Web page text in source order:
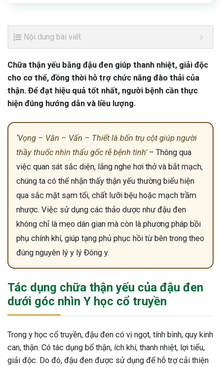
Nội dung bài viết
Chữa thận yếu bằng đậu đen giúp thanh nhiệt, giải độc
cho cơ thể, đồng thời hỗ trợ chức năng đào thải của
thận. Để đạt hiệu quả tốt nhất, người bệnh cần thực
hiện đúng hướng dẫn và liều lượng.
‘Vọng – Văn – Vấn – Thiết là bốn trụ cột giúp người
thầy thuốc nhìn thấu gốc rễ bệnh tình’– Thông qua
việc quan sát sắc diện, lắng nghe hơi thở và bắt mạch,
chúng ta có thể nhận thấy thận yếu thường biểu hiện
qua sắc mặt sạm tối, chất lưỡi bệu hoặc mạch trầm
nhược. Việc sử dụng các thảo dược như đậu đen
không chỉ là mẹo dân gian mà còn là phương pháp bồi
phụ chính khí, giúp tạng phủ phục hồi từ bên trong theo
đúng nguyên lý y lý Đông y.
Tác dụng chữa thận yếu của đậu đen
dưới góc nhìn Y học cổ truyền
Trong y học cổ truyền, đậu đen có vị ngọt, tính bình, quy kinh
can, thận. Có tác dụng bổ thận, ích khí, thanh nhiệt, lợi tiểu,
giải độc. Do đó, đậu đen được sử dụng để hỗ trợ cải thiện